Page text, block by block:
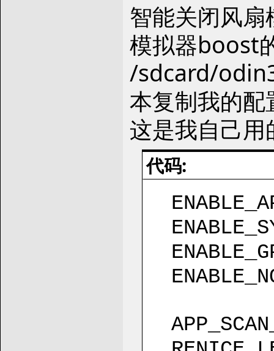
智能关闭风
模拟器boost
/sdcard/
本复制我的配
这是我自己用
代码: